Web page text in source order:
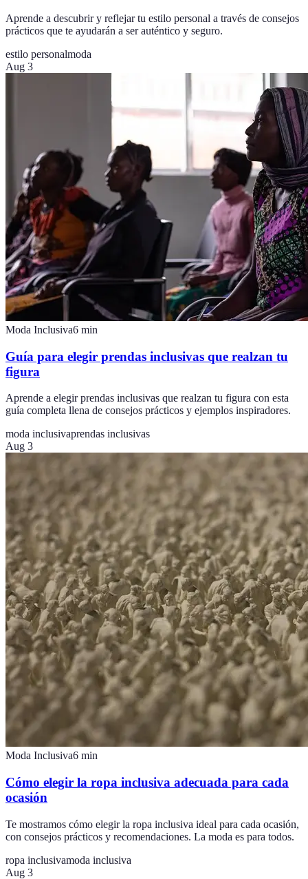
Aprende a descubrir y reflejar tu estilo personal a través de consejos
prácticos que te ayudarán a ser auténtico y seguro.
estilo personalmoda
Aug 3
Moda Inclusiva6 min
Guía para elegir prendas inclusivas que realzan tu
figura
Aprende a elegir prendas inclusivas que realzan tu figura con esta
guía completa llena de consejos prácticos y ejemplos inspiradores.
moda inclusivaprendas inclusivas
Aug 3
Moda Inclusiva6 min
Cómo elegir la ropa inclusiva adecuada para cada
ocasión
Te mostramos cómo elegir la ropa inclusiva ideal para cada ocasión,
con consejos prácticos y recomendaciones. La moda es para todos.
ropa inclusivamoda inclusiva
Aug 3